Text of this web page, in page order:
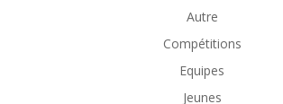
Autre
Compétitions
Equipes
Jeunes